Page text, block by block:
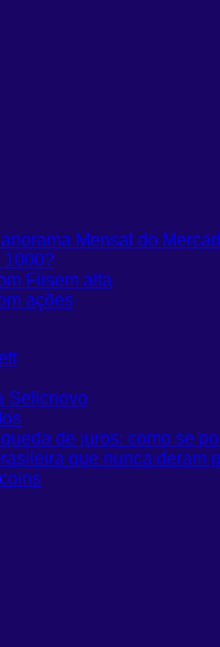
Mensal do
1000?
Fiisem alta
ações
Selicnovo
de juros: como se
que nunca deram